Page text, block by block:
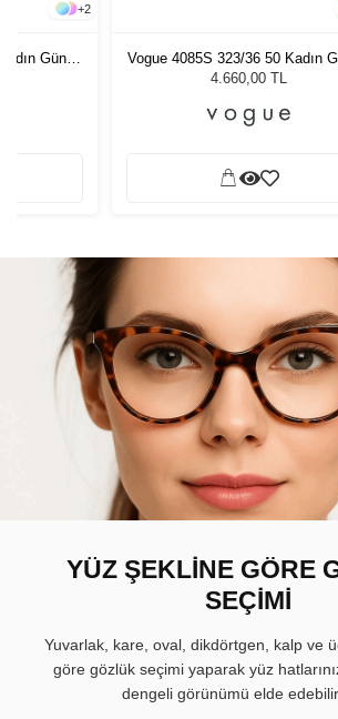
+2
Güneş
Vogue 4085S 323/36 50 Kadın
Gözlüğü
4.660,00 TL
YÜZ ŞEKLİNE GÖRE
SEÇİMİ
Yuvarlak, kare, oval, dikdörtgen, kalp ve
göre gözlük seçimi yaparak yüz
dengeli görünümü elde